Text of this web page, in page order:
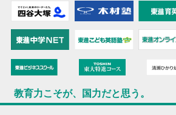
教育力こそが、国力だと思う。